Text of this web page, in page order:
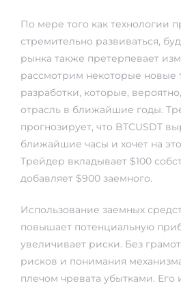
По мере того как технологии
стремительно развиваться,
рынка также претерпевает
рассмотрим некоторые новые
разработки, которые,
отрасль в ближайшие годы.
прогнозирует, что BTCUSDT
ближайшие часы и хочет на
Трейдер вкладывает $100
добавляет $900 заемного.
Использование заемных
повышает потенциальную
увеличивает риски. Без
рисков и понимания
плечом чревата убытками. Его